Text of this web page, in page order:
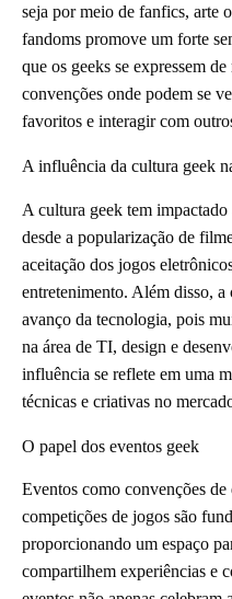
seja por meio de fanfics, arte
fandoms promove um forte
que os geeks se expressem
convenções onde podem se
favoritos e interagir com
A influência da cultura geek
A cultura geek tem impactado
desde a popularização de
aceitação dos jogos
entretenimento. Além disso,
avanço da tecnologia, pois
na área de TI, design e
influência se reflete em uma
técnicas e criativas no
O papel dos eventos geek
Eventos como convenções
competições de jogos são
proporcionando um espaço
compartilhem experiências e